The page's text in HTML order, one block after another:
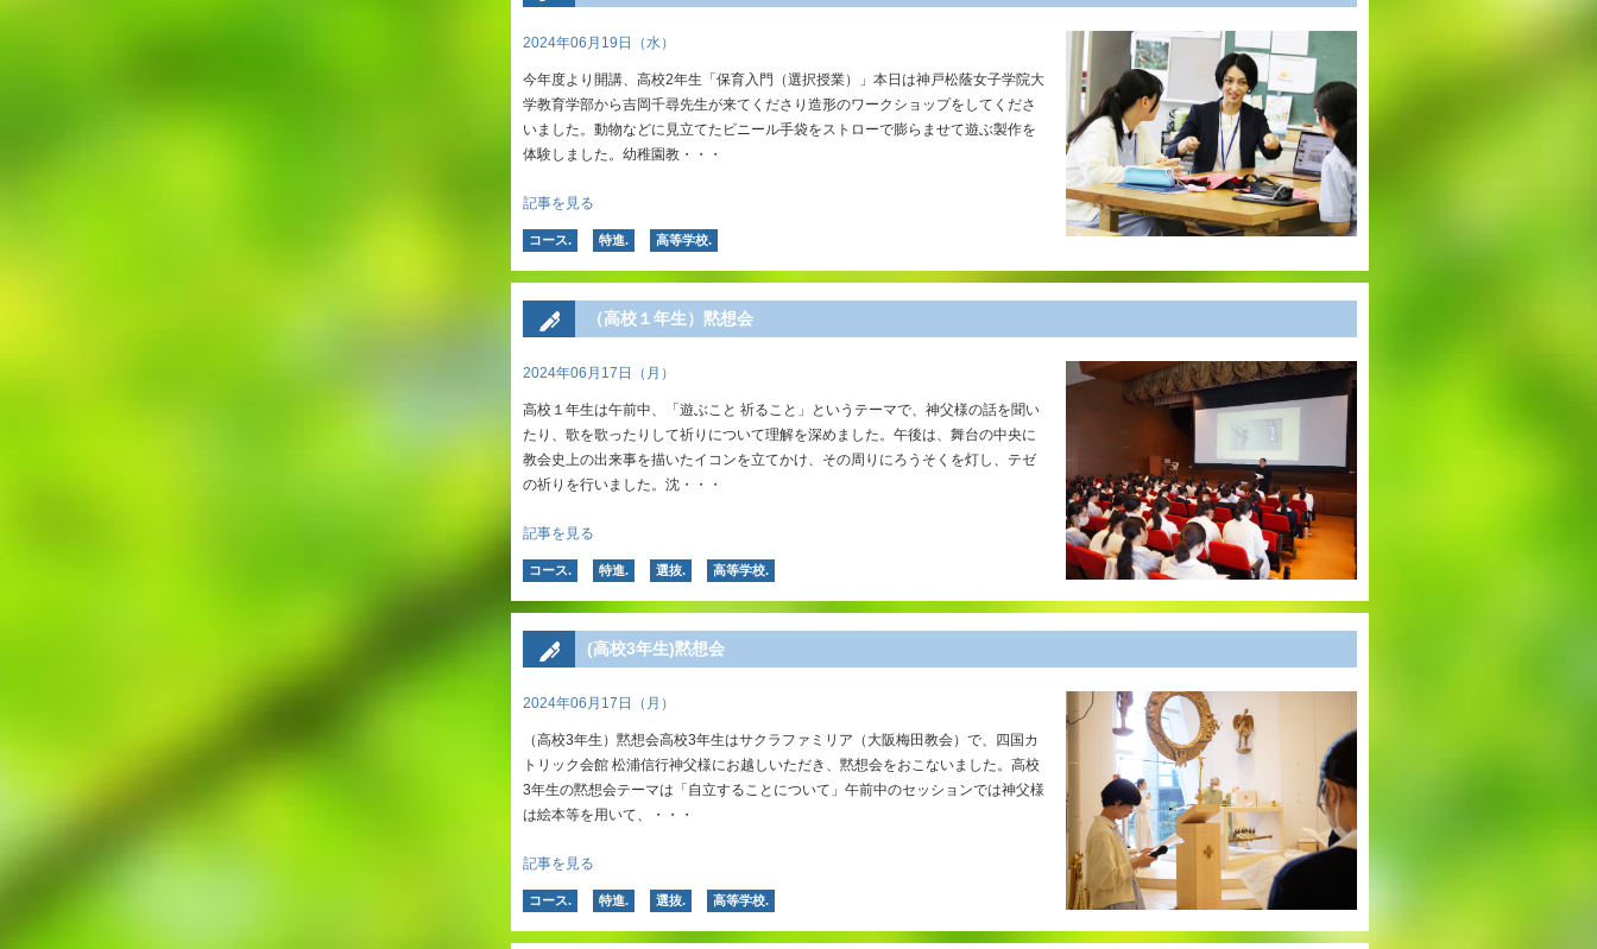
2024年06月19日（水）
今年度より開講、高校2年生「保育入門（選択授業）」本日は神戸松蔭女子学院大
学教育学部から吉岡千尋先生が来てくださり造形のワークショップをしてくださ
いました。動物などに見立てたビニール手袋をストローで膨らませて遊ぶ製作を
体験しました。幼稚園教・・・
記事を見る
コース. 特進. 高等学校.
（高校１年生）黙想会
2024年06月17日（月）
高校１年生は午前中、「遊ぶこと 祈ること」というテーマで、神父様の話を聞い
たり、歌を歌ったりして祈りについて理解を深めました。午後は、舞台の中央に
教会史上の出来事を描いたイコンを立てかけ、その周りにろうそくを灯し、テゼ
の祈りを行いました。沈・・・
記事を見る
コース. 特進. 選抜. 高等学校.
(高校3年生)黙想会
2024年06月17日（月）
（高校3年生）黙想会高校3年生はサクラファミリア（大阪梅田教会）で、四国カ
トリック会館 松浦信行神父様にお越しいただき、黙想会をおこないました。高校
3年生の黙想会テーマは「自立することについて」午前中のセッションでは神父様
は絵本等を用いて、・・・
記事を見る
コース. 特進. 選抜. 高等学校.